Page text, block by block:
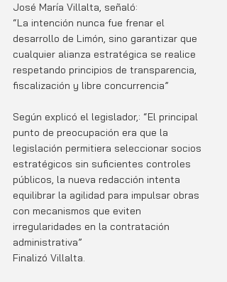
José María Villalta, señaló:
“La intención nunca fue frenar el
desarrollo de Limón, sino garantizar que
cualquier alianza estratégica se realice
respetando principios de transparencia,
fiscalización y libre concurrencia”
Según explicó el legislador,: “El principal
punto de preocupación era que la
legislación permitiera seleccionar socios
estratégicos sin suficientes controles
públicos, la nueva redacción intenta
equilibrar la agilidad para impulsar obras
con mecanismos que eviten
irregularidades en la contratación
administrativa”
Finalizó Villalta.